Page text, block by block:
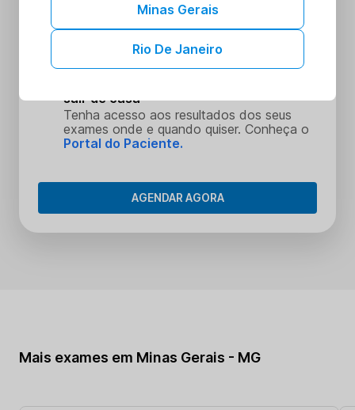
3
Realize seus procedimentos
Faça seus procedimentos na unidade
sair de casa
Tenha acesso aos resultados dos seus
exames onde e quando quiser. Conheça o
Portal do Paciente.
AGENDAR AGORA
Mais exames em Minas Gerais - MG
Minas Gerais
Rio De Janeiro